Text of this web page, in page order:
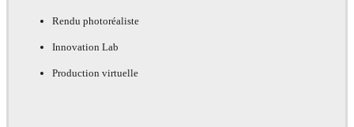
Rendu photoréaliste
Innovation Lab
Production virtuelle